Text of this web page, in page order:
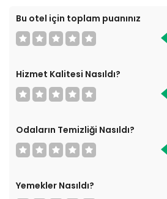
Bu otel için toplam puanınız
Hizmet Kalitesi Nasıldı?
Odaların Temizliği Nasıldı?
Yemekler Nasıldı?